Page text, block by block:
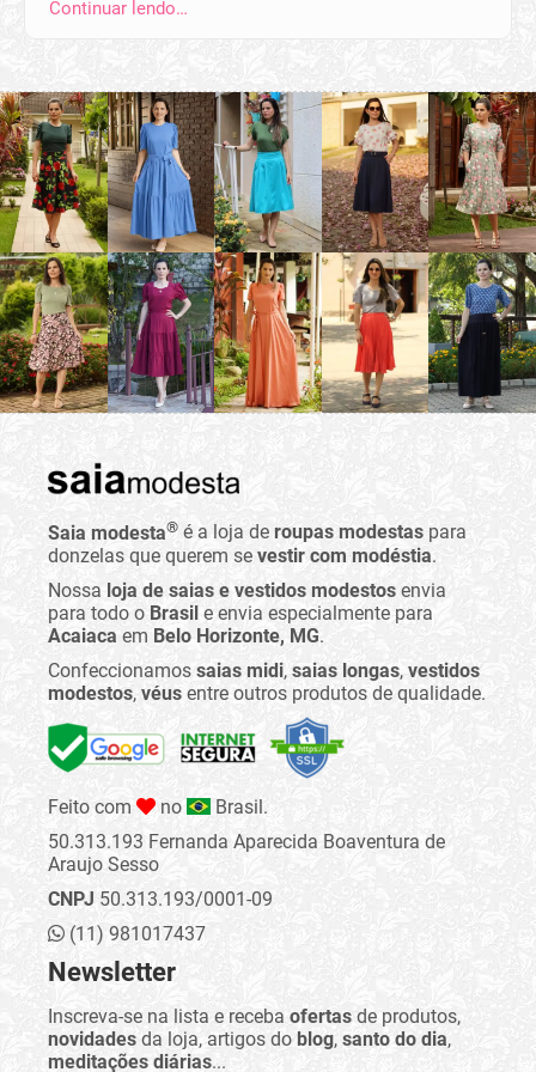
Continuar lendo…
Saia modesta® é a loja de roupas modestas para
donzelas que querem se vestir com modéstia.
Nossa loja de saias e vestidos modestos envia
para todo o Brasil e envia especialmente para
Acaiaca em Belo Horizonte, MG.
Confeccionamos saias midi, saias longas, vestidos
modestos, véus entre outros produtos de qualidade.
Feito com no
Brasil.
50.313.193 Fernanda Aparecida Boaventura de
Araujo Sesso
CNPJ 50.313.193/0001-09
(11) 981017437
Newsletter
Inscreva-se na lista e receba ofertas de produtos,
novidades da loja, artigos do blog, santo do dia,
meditações diárias...